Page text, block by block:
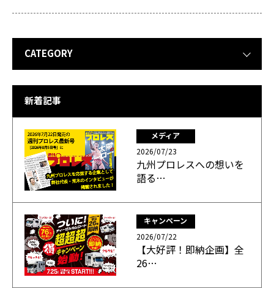
CATEGORY
新着記事
メディア
2026/07/23
九州プロレスへの想いを
語る…
キャンペーン
2026/07/22
【大好評！即納企画】全
26…